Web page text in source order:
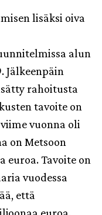
lisäksi oiva
alun
Jälkeenpäin
rahoitusta
tavoite on
vuonna oli
on Metsoon
euroa. Tavoite on
vuodessa
että